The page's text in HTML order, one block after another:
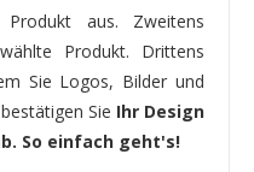
aus. Zweitens
Produkt. Drittens
Sie Logos, Bilder und
Sie Ihr Design
So einfach geht's!